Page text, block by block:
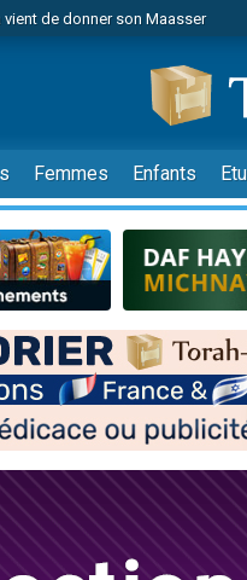
vient de donner son Maasser
personnes viennent de faire un
viennent de nous rejoindre
viennent de demander une
nouvelles musiques dans Torah-
personnes viennent de faire un
49 places pour étudier en
viennent de nous rejoindre
viennent de nous rejoindre
viennent de nous rejoindre
nouvelles musiques dans Torah-
viennent de faire un
émission radio : Visions de
viennent de demander une
de donner son Maasser
Femmes Enfants